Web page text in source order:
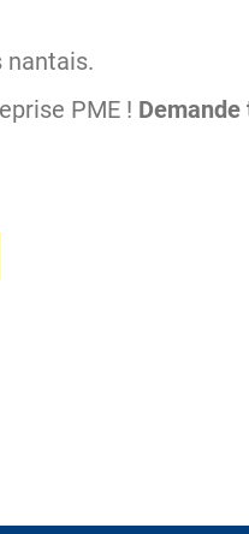
nantais.
PME !